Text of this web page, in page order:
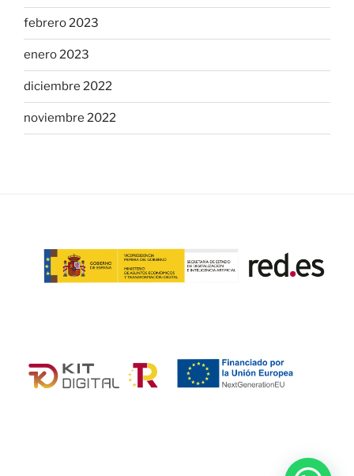
febrero 2023
enero 2023
diciembre 2022
noviembre 2022